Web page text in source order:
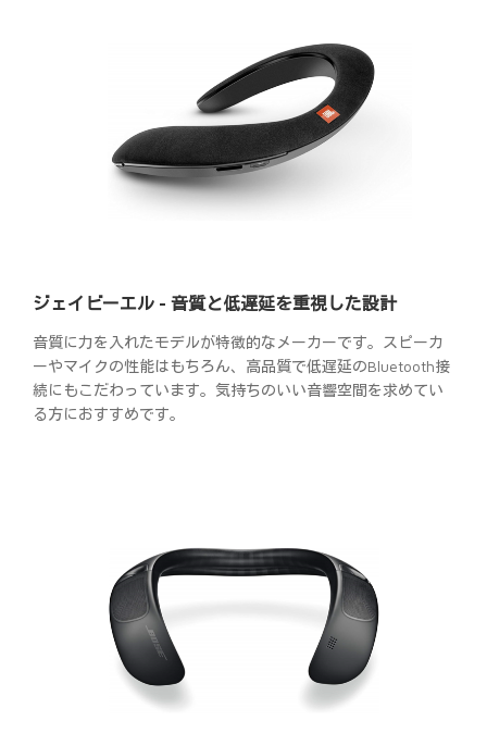
ジェイビーエル - 音質と低遅延を重視した設計
音質に力を入れたモデルが特徴的なメーカーです。スピーカ
ーやマイクの性能はもちろん、高品質で低遅延のBluetooth接
続にもこだわっています。気持ちのいい音響空間を求めてい
る方におすすめです。